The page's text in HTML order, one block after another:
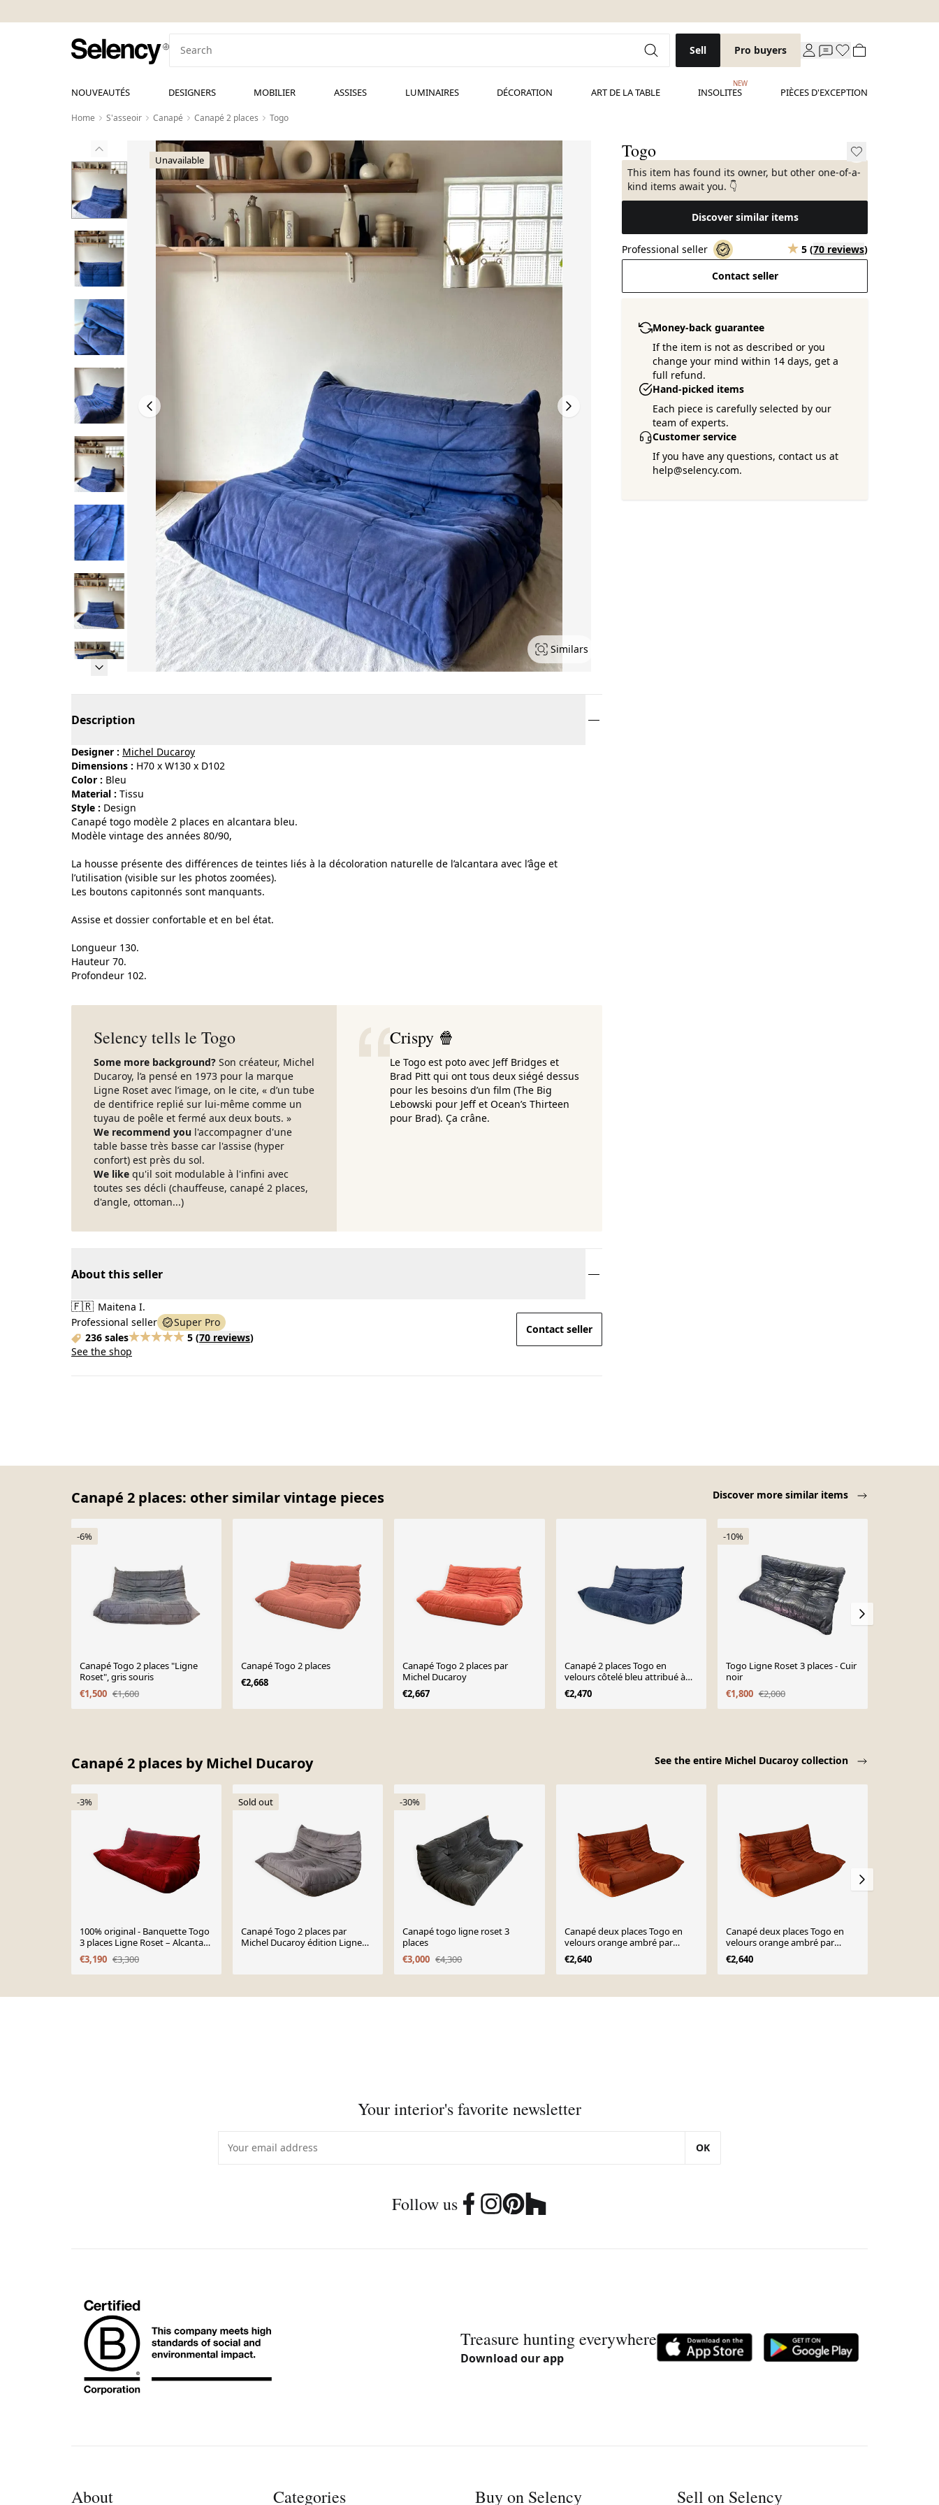
Sell Pro buyers
NOUVEAUTÉS DESIGNERS MOBILIER ASSISES LUMINAIRES DÉCORATION ART DE LA TABLE INSOLITES
NEW
PIÈCES D'EXCEPTION
Home S'asseoir Canapé Canapé 2 places Togo
Unavailable
Similars
Togo
This item has found its owner, but other one-of-a-
kind items await you. 👇
Discover similar items
Professional seller 5 (70 reviews)
Contact seller
Money-back guarantee
If the item is not as described or you
change your mind within 14 days, get a
full refund.
Hand-picked items
Each piece is carefully selected by our
team of experts.
Customer service
If you have any questions, contact us at
help@selency.com.
Description
Designer : Michel Ducaroy
Dimensions : H70 x W130 x D102
Color :
bleu
Material :
tissu
Style :
design
Canapé togo modèle 2 places en alcantara bleu.
Modèle vintage des années 80/90,
La housse présente des différences de teintes liés à la décoloration naturelle de l’alcantara avec l’âge et
l’utilisation (visible sur les photos zoomées).
Les boutons capitonnés sont manquants.
Assise et dossier confortable et en bel état.
Longueur 130.
Hauteur 70.
Profondeur 102.
Selency tells le Togo
Some more background? Son créateur, Michel
Ducaroy, l’a pensé en 1973 pour la marque
Ligne Roset avec l’image, on le cite, « d’un tube
de dentifrice replié sur lui-même comme un
tuyau de poêle et fermé aux deux bouts. »
We recommend you l'accompagner d'une
table basse très basse car l'assise (hyper
confort) est près du sol.
We like qu'il soit modulable à l'infini avec
toutes ses décli (chauffeuse, canapé 2 places,
d'angle, ottoman...)
Crispy 🍿
Le Togo est poto avec Jeff Bridges et
Brad Pitt qui ont tous deux siégé dessus
pour les besoins d’un film (The Big
Lebowski pour Jeff et Ocean’s Thirteen
pour Brad). Ça crâne.
About this seller
🇫🇷 Maitena I.
Professional seller
Super Pro
236 sales
5 (70 reviews)
See the shop
Contact seller
Canapé 2 places: other similar vintage pieces Discover more similar items
-6%
Canapé Togo 2 places "Ligne
Roset", gris souris
€1,500 €1,600
Canapé Togo 2 places
€2,668
Canapé Togo 2 places par
Michel Ducaroy
€2,667
Canapé 2 places Togo en
velours côtelé bleu attribué à
Michel Ducaroy pour Ligne
Roset, années 1970
€2,470
-10%
Togo Ligne Roset 3 places - Cuir
noir
€1,800 €2,000
Canapé 2 places by Michel Ducaroy See the entire Michel Ducaroy collection
-3%
100% original - Banquette Togo
3 places Ligne Roset – Alcantara
rouge (Goya
€3,190 €3,300
Sold out
Canapé Togo 2 places par
Michel Ducaroy édition Ligne
-30%
Canapé togo ligne roset 3
places
€3,000 €4,300
Canapé deux places Togo en
velours orange ambré par
Michel Ducaroy pour Ligne
Roset, 1973
€2,640
Canapé deux places Togo en
velours orange ambré par
Michel Ducaroy pour Ligne
Roset, 1973
€2,640
Your interior's favorite newsletter
OK
Follow us
Treasure hunting everywhere
Download our app
About Categories Buy on Selency Sell on Selency